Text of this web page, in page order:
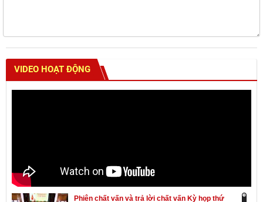
VIDEO HOẠT ĐỘNG
Phiên chất vấn và trả lời chất vấn Kỳ họp thứ